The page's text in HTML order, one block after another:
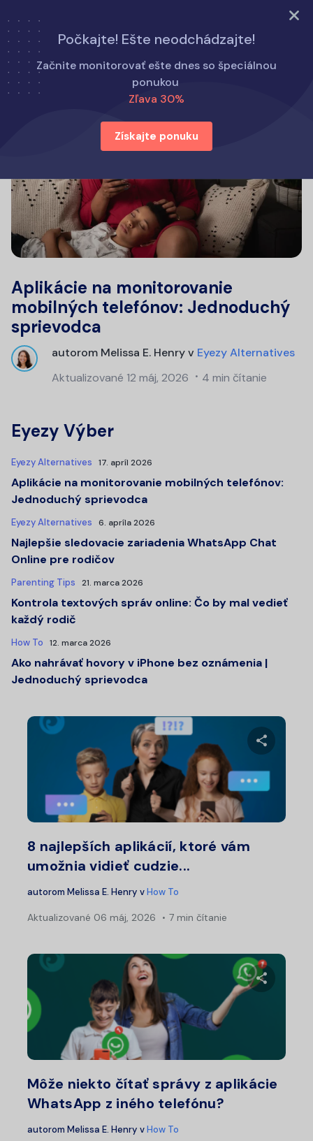
Vyskúšajte teraz
Počkajte! Ešte neodchádzajte!
Začnite monitorovať ešte dnes so špeciálnou
ponukou
Zľava 30%
Získajte ponuku
Aplikácie na monitorovanie
mobilných telefónov: Jednoduchý
sprievodca
autorom Melissa E. Henryv Eyezy Alternatives
Aktualizované 12 máj, 2026 4 min čítanie
Eyezy Výber
Eyezy Alternatives 17. apríl 2026
Aplikácie na monitorovanie mobilných telefónov:
Jednoduchý sprievodca
Eyezy Alternatives 6. apríla 2026
Najlepšie sledovacie zariadenia WhatsApp Chat
Online pre rodičov
Parenting Tips 21. marca 2026
Kontrola textových správ online: Čo by mal vedieť
každý rodič
How To 12. marca 2026
Ako nahrávať hovory v iPhone bez oznámenia |
Jednoduchý sprievodca
8 najlepších aplikácií, ktoré vám
umožnia vidieť cudzie...
autorom Melissa E. Henry vHow To
Aktualizované 06 máj, 2026 7 min čítanie
Môže niekto čítať správy z aplikácie
WhatsApp z iného telefónu?
autorom Melissa E. Henry vHow To